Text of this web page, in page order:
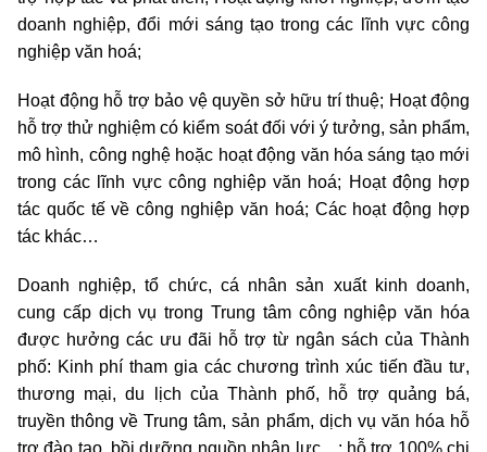
doanh nghiệp, đổi mới sáng tạo trong các lĩnh vực công
nghiệp văn hoá;
Hoạt động hỗ trợ bảo vệ quyền sở hữu trí thuệ; Hoạt động
hỗ trợ thử nghiệm có kiểm soát đối với ý tưởng, sản phẩm,
mô hình, công nghệ hoặc hoạt động văn hóa sáng tạo mới
trong các lĩnh vực công nghiệp văn hoá; Hoạt động hợp
tác quốc tế về công nghiệp văn hoá; Các hoạt động hợp
tác khác…
Doanh nghiệp, tổ chức, cá nhân sản xuất kinh doanh,
cung cấp dịch vụ trong Trung tâm công nghiệp văn hóa
được hưởng các ưu đãi hỗ trợ từ ngân sách của Thành
phố: Kinh phí tham gia các chương trình xúc tiến đầu tư,
thương mại, du lịch của Thành phố, hỗ trợ quảng bá,
truyền thông về Trung tâm, sản phẩm, dịch vụ văn hóa hỗ